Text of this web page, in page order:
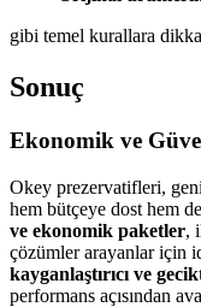
gibi temel kurallara
Sonuç
Ekonomik ve
Okey prezervatifleri,
hem bütçeye dost hem
ve ekonomik paketler,
çözümler arayanlar için
kayganlaştırıcı ve
performans açısından